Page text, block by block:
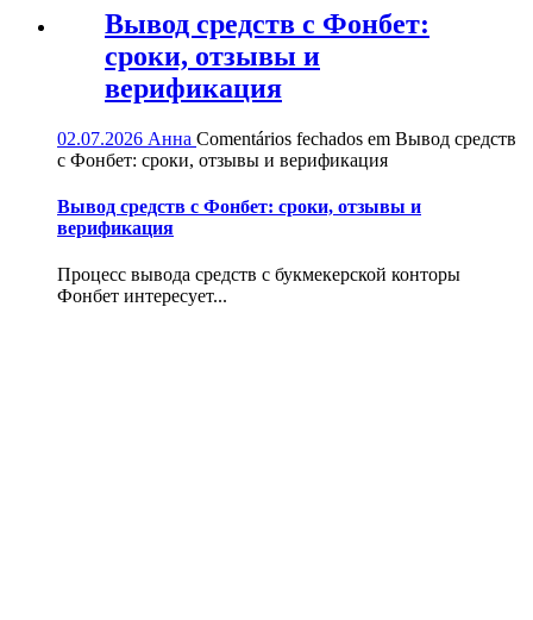
Вывод средств с Фонбет:
сроки, отзывы и
верификация
02.07.2026 Анна Comentários fechados em Вывод средств
с Фонбет: сроки, отзывы и верификация
Вывод средств с Фонбет: сроки, отзывы и
верификация
Процесс вывода средств с букмекерской конторы
Фонбет интересует...